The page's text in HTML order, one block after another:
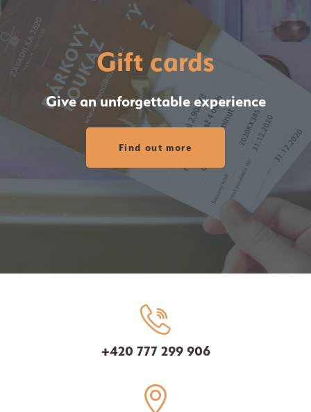
Gift cards
Give an unforgettable experience
Find out more
+420 777 299 906